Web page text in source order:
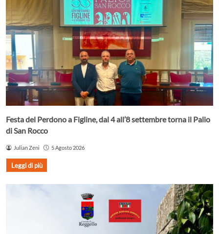
Festa del Perdono a Figline, dal 4 all’8 settembre torna il Palio
di San Rocco
Julian Zeni 5 Agosto 2026
Leggi di più